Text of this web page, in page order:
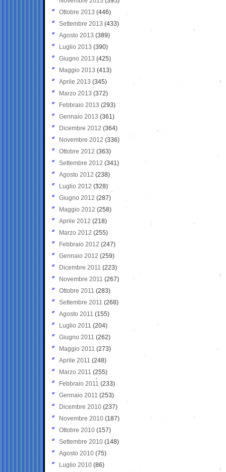
Ottobre 2013 (446)
Settembre 2013 (433)
Agosto 2013 (389)
Luglio 2013 (390)
Giugno 2013 (425)
Maggio 2013 (413)
Aprile 2013 (345)
Marzo 2013 (372)
Febbraio 2013 (293)
Gennaio 2013 (361)
Dicembre 2012 (364)
Novembre 2012 (336)
Ottobre 2012 (363)
Settembre 2012 (341)
Agosto 2012 (238)
Luglio 2012 (328)
Giugno 2012 (287)
Maggio 2012 (258)
Aprile 2012 (218)
Marzo 2012 (255)
Febbraio 2012 (247)
Gennaio 2012 (259)
Dicembre 2011 (223)
Novembre 2011 (267)
Ottobre 2011 (283)
Settembre 2011 (268)
Agosto 2011 (155)
Luglio 2011 (204)
Giugno 2011 (262)
Maggio 2011 (273)
Aprile 2011 (248)
Marzo 2011 (255)
Febbraio 2011 (233)
Gennaio 2011 (253)
Dicembre 2010 (237)
Novembre 2010 (187)
Ottobre 2010 (157)
Settembre 2010 (148)
Agosto 2010 (75)
Luglio 2010 (86)